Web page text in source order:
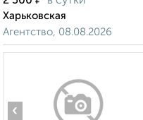
Харьковская
Агентство, 08.08.2026
‹